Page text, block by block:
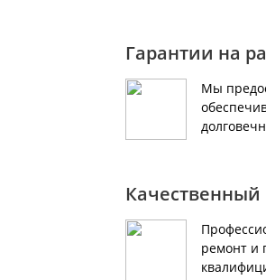
Гарантии на
Мы
Качественный
ремонт и